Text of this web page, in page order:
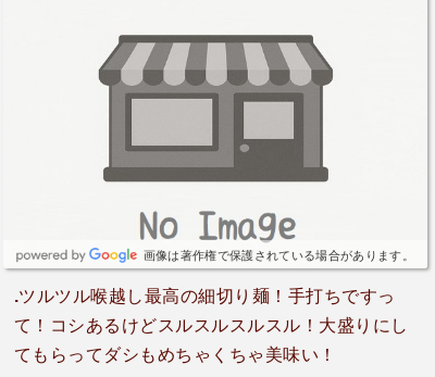
画像は著作権で保護されている場合があります。
.ツルツル喉越し最高の細切り麺！手打ちですっ
て！コシあるけどスルスルスルスル！大盛りにし
てもらってダシもめちゃくちゃ美味い！